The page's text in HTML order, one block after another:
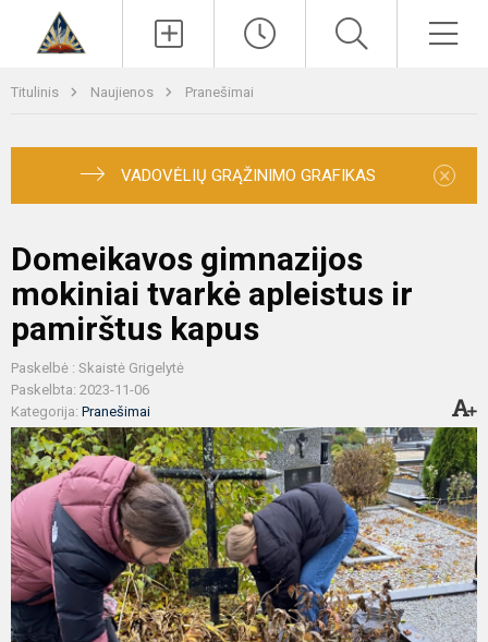
Titulinis Naujienos Pranešimai
VADOVĖLIŲ GRĄŽINIMO GRAFIKAS ×
Domeikavos gimnazijos
mokiniai tvarkė apleistus ir
pamirštus kapus
Paskelbė : Skaistė Grigelytė
Paskelbta: 2023-11-06
Kategorija: Pranešimai